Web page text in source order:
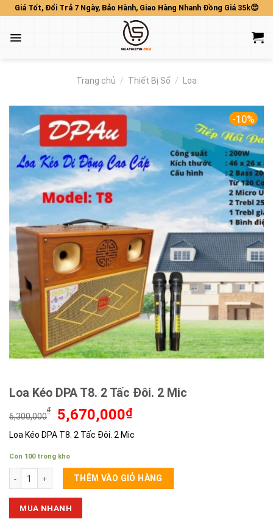
Skip
content
Giá Tốt, Đổi Trả 7 Ngày, Bảo Hành, Giao Hàng Nhanh Đồng Giá 35k😍
Trang chủ / Thiết Bị Số / Loa
-10%
Loa Kéo DPA T8. 2 Tấc Đôi. 2 Mic
6,300,000
₫
Giá
gốc
là:
6,300,000₫.
5,670,000₫Giá
tại
Loa Kéo DPA T8. 2 Tấc Đôi. 2 Mic
Còn 100 trong kho
Loa Kéo DPA T8. 2 Tấc Đôi. 2 Mic số lượng
THÊM VÀO GIỎ HÀNG
MUA NHANH